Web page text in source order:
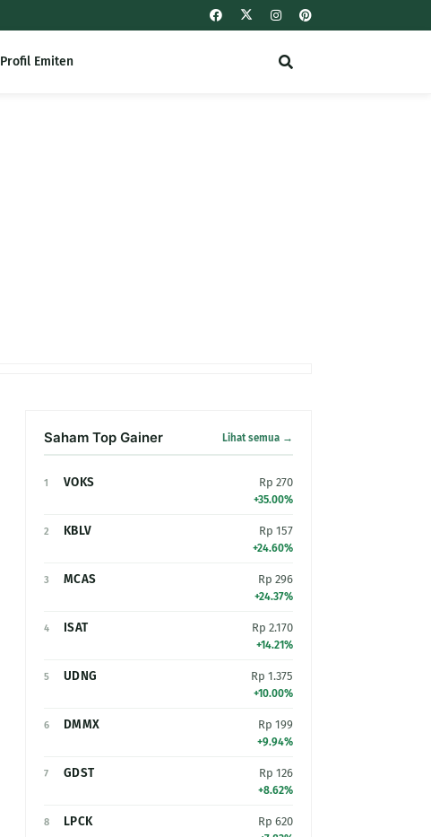
Profil Emiten
Saham Top Gainer Lihat semua →
1 VOKS Rp 270
+35.00%
2 KBLV Rp 157
+24.60%
3 MCAS Rp 296
+24.37%
4 ISAT Rp 2.170
+14.21%
5 UDNG Rp 1.375
+10.00%
6 DMMX Rp 199
+9.94%
7 GDST Rp 126
+8.62%
8 LPCK Rp 620